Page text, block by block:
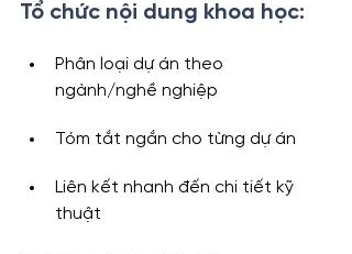
Tổ chức nội dung khoa học:
Phân loại dự án theo
ngành/nghề nghiệp
Tóm tắt ngắn cho từng dự án
Liên kết nhanh đến chi tiết kỹ
thuật